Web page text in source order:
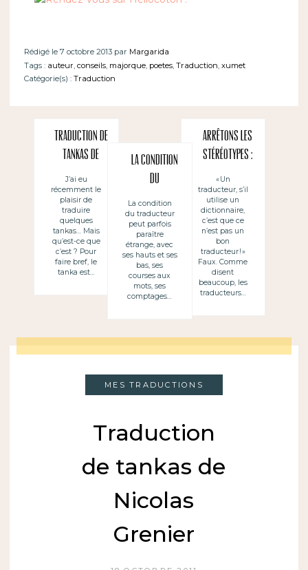
Rédigé le 7 octobre 2013 par Margarida
Tags : auteur, conseils, majorque, poetes, Traduction, xumet
Catégorie(s) : Traduction
Traduction de
tankas de
Nicolas
Grenier
J’ai eu
récemment le
plaisir de
traduire
quelques
tankas… Mais
qu’est-ce que
c’est ? Pour
faire bref, le
tanka est…
La condition
du
traducteur
La condition
du traducteur
peut parfois
paraître
étrange, avec
ses hauts et ses
bas, ses
courses aux
mots, ses
comptages…
Arrêtons les
stéréotypes :
être
traducteur
« Un
traducteur, s’il
utilise un
dictionnaire,
c’est que ce
n’est pas un
bon
traducteur ! »
Faux. Comme
disent
beaucoup, les
traducteurs…
MES TRADUCTIONS
Traduction
de tankas de
Nicolas
Grenier